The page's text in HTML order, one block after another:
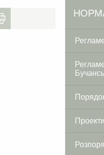
Facebook
Twitter